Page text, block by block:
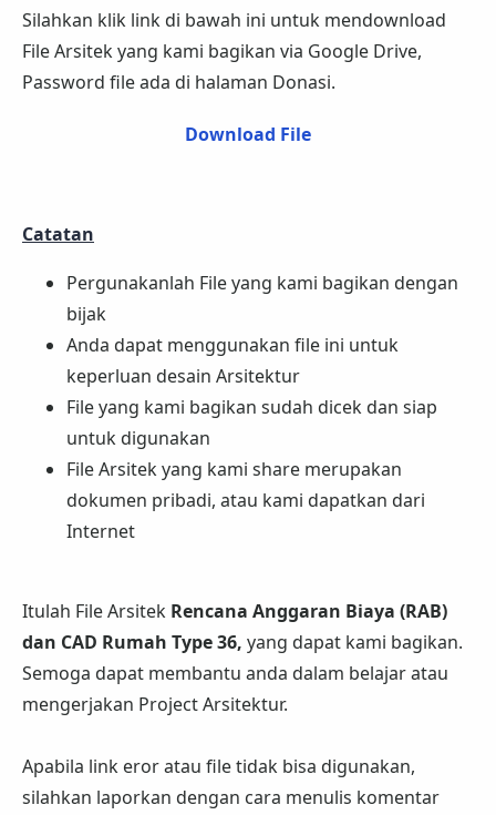
Silahkan klik link di bawah ini untuk mendownload
File Arsitek yang kami bagikan via Google Drive,
Password file ada di halaman Donasi.
Download File
Catatan
Pergunakanlah File yang kami bagikan dengan
bijak
Anda dapat menggunakan file ini untuk
keperluan desain Arsitektur
File yang kami bagikan sudah dicek dan siap
untuk digunakan
File Arsitek yang kami share merupakan
dokumen pribadi, atau kami dapatkan dari
Internet
Itulah File Arsitek Rencana Anggaran Biaya (RAB)
dan CAD Rumah Type 36, yang dapat kami bagikan.
Semoga dapat membantu anda dalam belajar atau
mengerjakan Project Arsitektur.
Apabila link eror atau file tidak bisa digunakan,
silahkan laporkan dengan cara menulis komentar